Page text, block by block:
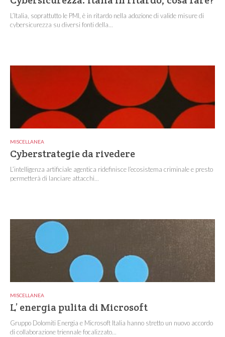
L’Italia, soprattutto le PMI, è in ritardo nella adozione di valide misure di
cybersicurezza su diversi fonti della...
MISCELLANEA
Cyberstrategie da rivedere
L’intelligenza artificiale agentica ridefinisce l’ecosistema criminale e presto
permetterà di lanciare attacchi...
MISCELLANEA
L’ energia pulita di Microsoft
Gruppo Dolomiti Energia e Microsoft Italia hanno stretto un nuovo accordo
di collaborazione triennale focalizzato...